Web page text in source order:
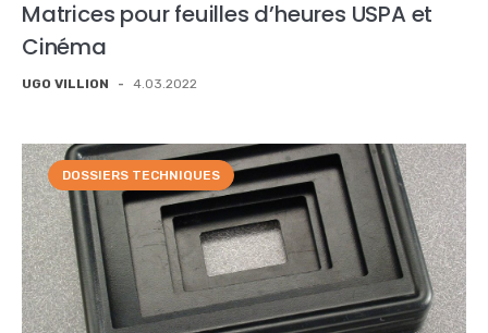
Matrices pour feuilles d’heures USPA et
Cinéma
UGO VILLION - 4.03.2022
DOSSIERS TECHNIQUES